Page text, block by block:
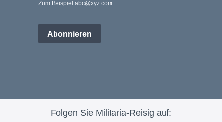
Zum Beispiel abc@xyz.com
Abonnieren
Folgen Sie Militaria-Reisig auf: